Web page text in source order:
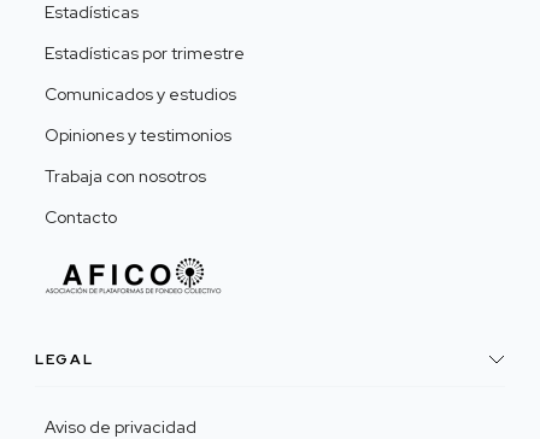
Estadísticas
Estadísticas por trimestre
Comunicados y estudios
Opiniones y testimonios
Trabaja con nosotros
Contacto
LEGAL
Aviso de privacidad